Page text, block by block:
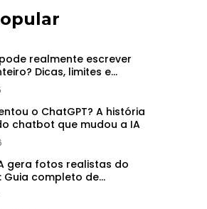
realmente escrever
Dicas, limites e
processo
o ChatGPT? A história
chatbot que mudou a IA
gera fotos realistas do
Guia completo de
e Clonagem Facial